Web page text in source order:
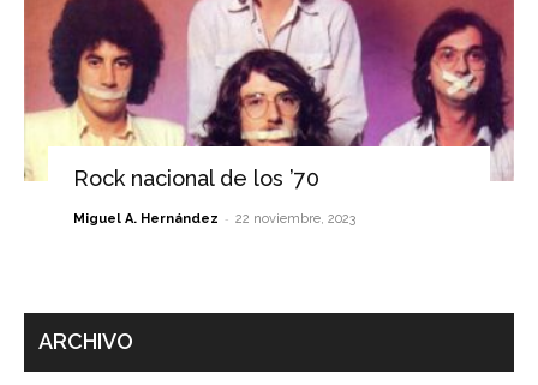
Rock nacional de los ’70
Miguel A. Hernández - 22 noviembre, 2023
ARCHIVO